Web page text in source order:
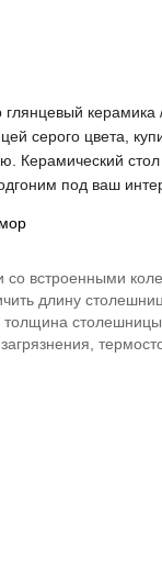
керамика
серого цвета,
Керамический стол
под ваш
со встроенными
длину
толщина